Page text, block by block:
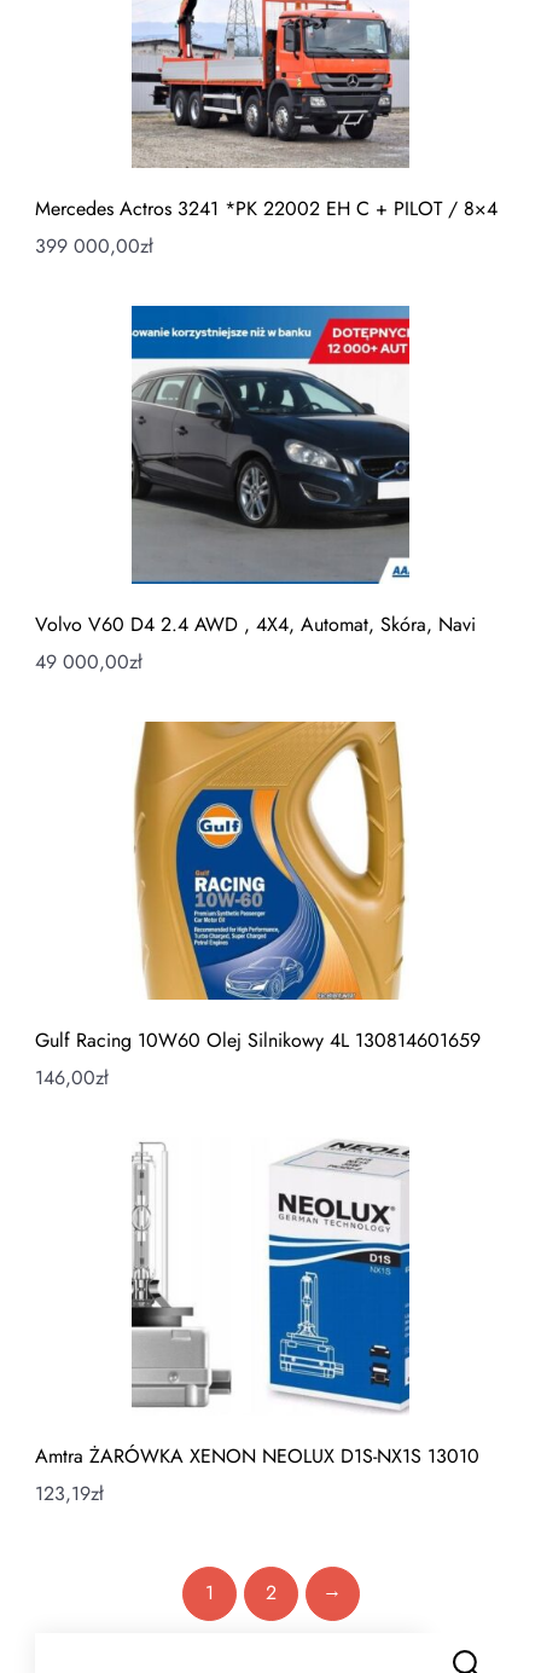
Mercedes Actros 3241 *PK 22002 EH C + PILOT / 8×4
399 000,00zł
Volvo V60 D4 2.4 AWD , 4X4, Automat, Skóra, Navi
49 000,00zł
Gulf Racing 10W60 Olej Silnikowy 4L 130814601659
146,00zł
Amtra ŻARÓWKA XENON NEOLUX D1S-NX1S 13010
123,19zł
1 2 →